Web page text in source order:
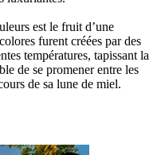
est le fruit d’une
furent créées par des
températures, tapissant la
de se promener entre les
de sa lune de miel.